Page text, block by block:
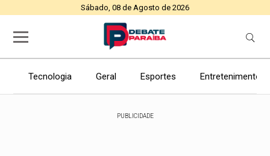
Sábado, 08 de Agosto de 2026
Tecnologia Geral Esportes Entretenimento
PUBLICIDADE